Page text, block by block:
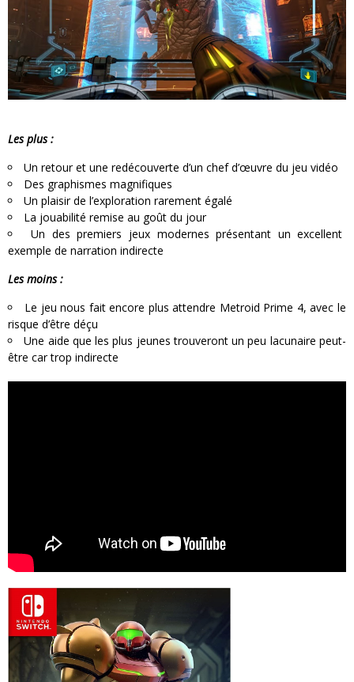
Les plus :
Un retour et une redécouverte d’un chef d’œuvre du jeu vidéo
Des graphismes magnifiques
Un plaisir de l’exploration rarement égalé
La jouabilité remise au goût du jour
Un des premiers jeux modernes présentant un excellent
exemple de narration indirecte
Les moins :
Le jeu nous fait encore plus attendre Metroid Prime 4, avec le
risque d’être déçu
Une aide que les plus jeunes trouveront un peu lacunaire peut-
être car trop indirecte